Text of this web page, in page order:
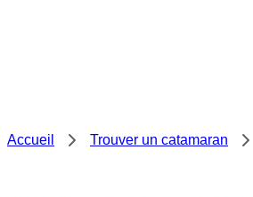
Accueil Trouver un catamaran